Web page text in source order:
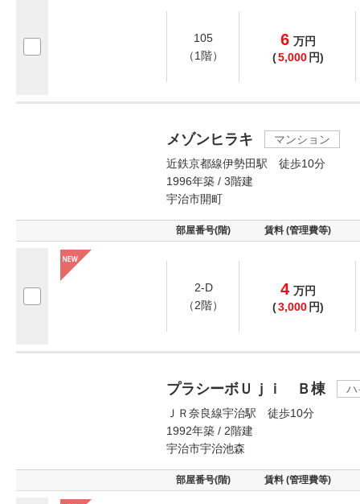
105
（1階）
6 万円
(5,000 円)
メゾンヒラキ
マンション
近鉄京都線伊勢田駅 徒歩10分
1996年築 / 3階建
宇治市開町
部屋番号(階) 賃料 (管理費等)
2-D
（2階）
4 万円
(3,000 円)
プラシーボＵｊｉ Ｂ棟
ハ
ＪＲ奈良線宇治駅 徒歩10分
1992年築 / 2階建
宇治市宇治池森
部屋番号(階) 賃料 (管理費等)